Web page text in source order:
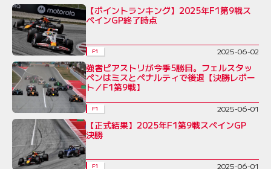
【ポイントランキング】2025年F1第9戦ス
ペインGP終了時点
F1 2025-06-02
強者ピアストリが今季5勝目。フェルスタッ
ペンはミスとペナルティで後退【決勝レポー
ト／F1第9戦】
F1 2025-06-01
【正式結果】2025年F1第9戦スペインGP
決勝
F1 2025-06-01